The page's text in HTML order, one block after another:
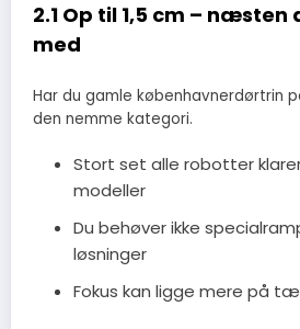
2.1 Op til 1,5 cm –
med
Har du gamle københavnerdørtrin
den nemme kategori.
Stort set alle robotter
modeller
Du behøver ikke
løsninger
Fokus kan ligge mere på